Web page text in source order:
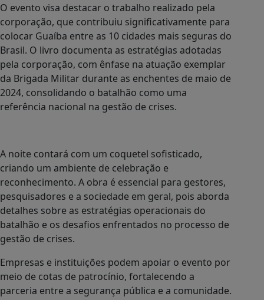
O evento visa destacar o trabalho realizado pela
corporação, que contribuiu significativamente para
colocar Guaíba entre as 10 cidades mais seguras do
Brasil. O livro documenta as estratégias adotadas
pela corporação, com ênfase na atuação exemplar
da Brigada Militar durante as enchentes de maio de
2024, consolidando o batalhão como uma
referência nacional na gestão de crises.
A noite contará com um coquetel sofisticado,
criando um ambiente de celebração e
reconhecimento. A obra é essencial para gestores,
pesquisadores e a sociedade em geral, pois aborda
detalhes sobre as estratégias operacionais do
batalhão e os desafios enfrentados no processo de
gestão de crises.
Empresas e instituições podem apoiar o evento por
meio de cotas de patrocínio, fortalecendo a
parceria entre a segurança pública e a comunidade.